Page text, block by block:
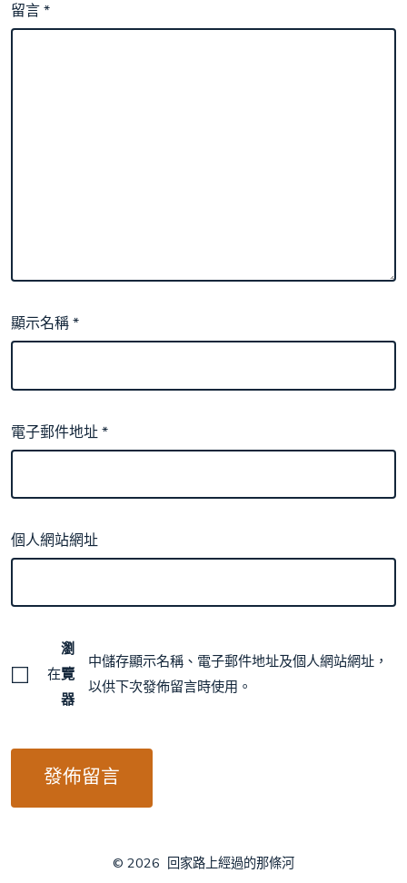
留言*
顯示名稱*
電子郵件地址*
個人網站網址
在
瀏
覽
器
中儲存顯示名稱、電子郵件地址及個人網站網址，
以供下次發佈留言時使用。
© 2026 回家路上經過的那條河